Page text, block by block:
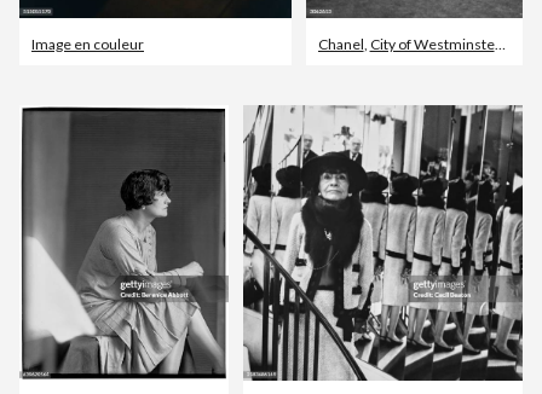
Image en couleur Chanel City of Westminster - Londres